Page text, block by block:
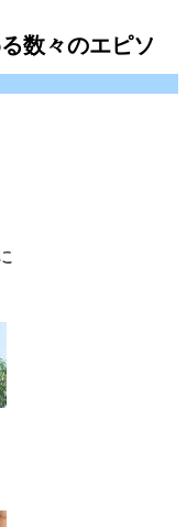
数々のエピソ